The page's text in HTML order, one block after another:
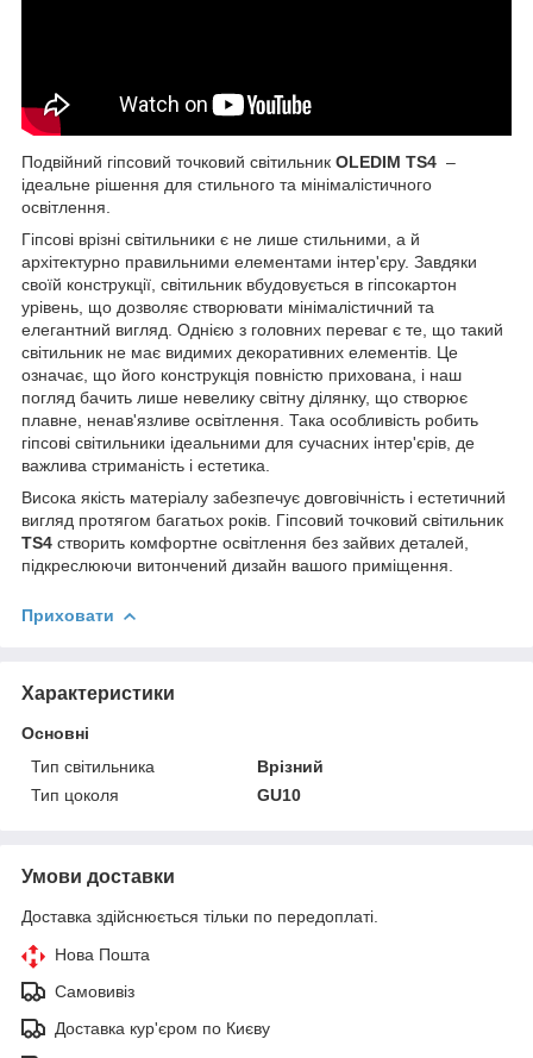
Подвійний гіпсовий точковий світильник OLEDIM TS4 –
ідеальне рішення для стильного та мінімалістичного
освітлення.
Гіпсові врізні світильники є не лише стильними, а й
архітектурно правильними елементами інтер'єру. Завдяки
своїй конструкції, світильник вбудовується в гіпсокартон
урівень, що дозволяє створювати мінімалістичний та
елегантний вигляд. Однією з головних переваг є те, що такий
світильник не має видимих декоративних елементів. Це
означає, що його конструкція повністю прихована, і наш
погляд бачить лише невелику світну ділянку, що створює
плавне, ненав'язливе освітлення. Така особливість робить
гіпсові світильники ідеальними для сучасних інтер'єрів, де
важлива стриманість і естетика.
Висока якість матеріалу забезпечує довговічність і естетичний
вигляд протягом багатьох років. Гіпсовий точковий світильник
TS4 створить комфортне освітлення без зайвих деталей,
підкреслюючи витончений дизайн вашого приміщення.
Приховати
Характеристики
Основні
Тип світильника
Врізний
Тип цоколя
GU10
Умови доставки
Доставка здійснюється тільки по передоплаті.
Нова Пошта
Самовивіз
Доставка кур'єром по Києву